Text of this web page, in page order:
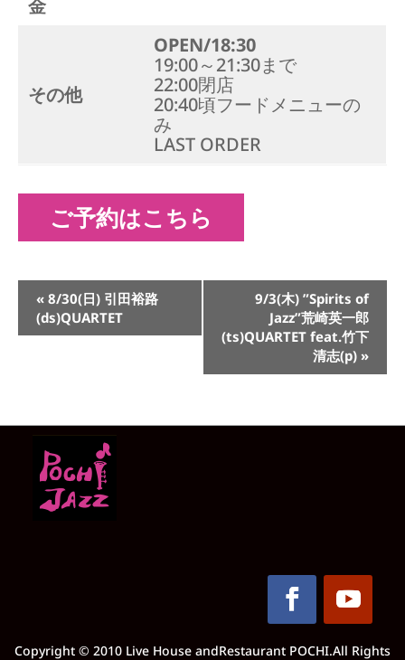
金
その他
OPEN/18:30
19:00～21:30まで
22:00閉店
20:40頃フードメニューの
み
LAST ORDER
ご予約はこちら
イ
ベ
ン
ー
« 8/30(日) 引田裕路
(ds)QUARTET
9/3(木) ”Spirits of
Jazz”荒崎英一郎
(ts)QUARTET feat.竹下
清志(p) »
Copyright © 2010 Live House andRestaurant POCHI.All Rights